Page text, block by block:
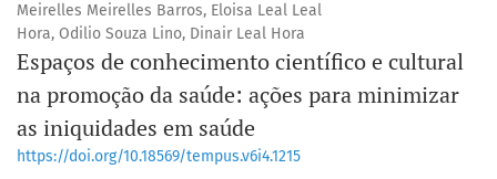
Meirelles Meirelles Barros, Eloisa Leal Leal
Hora, Odilio Souza Lino, Dinair Leal Hora
Espaços de conhecimento científico e cultural
na promoção da saúde: ações para minimizar
as iniquidades em saúde
https://doi.org/10.18569/tempus.v6i4.1215